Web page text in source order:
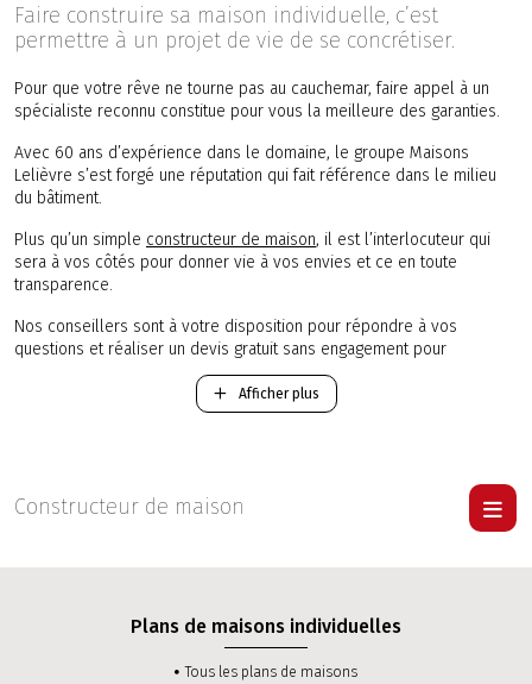
Faire construire sa maison individuelle, c’est
permettre à un projet de vie de se concrétiser.
Pour que votre rêve ne tourne pas au cauchemar, faire appel à un
spécialiste reconnu constitue pour vous la meilleure des garanties.
Avec 60 ans d’expérience dans le domaine, le groupe Maisons
Lelièvre s’est forgé une réputation qui fait référence dans le milieu
du bâtiment.
Plus qu’un simple constructeur de maison, il est l’interlocuteur qui
sera à vos côtés pour donner vie à vos envies et ce en toute
transparence.
Nos conseillers sont à votre disposition pour répondre à vos
questions et réaliser un devis gratuit sans engagement pour
l’édification de votre future maison neuve dans le département Val-
Pour visiter une maison Lelièvre
Afficher plus
Constructeur de maison
Plans de maisons individuelles
Tous les plans de maisons